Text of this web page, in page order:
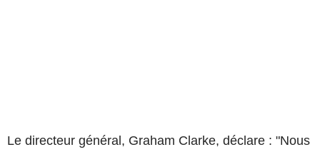
Le directeur général, Graham Clarke, déclare : "Nous